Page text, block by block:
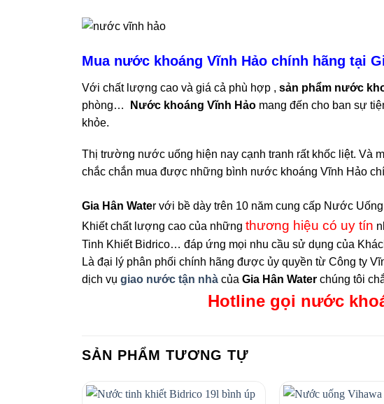
Mua nước khoáng Vĩnh Hảo chính hãng tại
Với chất lượng cao và giá cả phù hợp , sản phẩm nước
phòng…
Nước khoáng Vĩnh Hảo mang đến cho ban sự
khỏe.
Thị trường nước uống hiện nay cạnh tranh rất khốc liệt. Và
chắc chắn mua được những bình nước khoáng Vĩnh Hảo
Gia Hân Water với bề dày trên 10 năm cung cấp Nước
Khiết chất lượng cao của những thương hiệu có uy tín
Tinh Khiết Bidrico… đáp ứng mọi nhu cầu sử dụng của
Là đại lý phân phối chính hãng được ủy quyền từ Công ty
dịch vụ giao nước tận nhà của Gia Hân Water chúng tôi
Hotline gọi nước
SẢN PHẨM TƯƠNG TỰ